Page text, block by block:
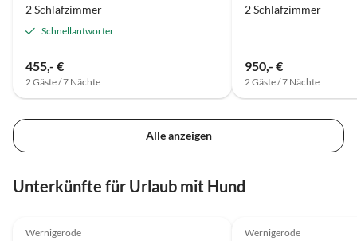
2 Schlafzimmer
Schnellantworter
455,- €
2 Gäste / 7 Nächte
2 Schlafzimmer
950,- €
2 Gäste / 7 Nächte
Alle anzeigen
Unterkünfte für Urlaub mit Hund
Wernigerode Wernigerode